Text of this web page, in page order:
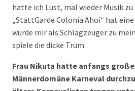
hatte ich Lust, mal wieder Musik zu
„StattGarde Colonia Ahoi“ hat
wurde mir als Schlagzeuger zu
spiele die dicke Trum.
Frau Nikuta hatte anfangs
Männerdomäne Karneval